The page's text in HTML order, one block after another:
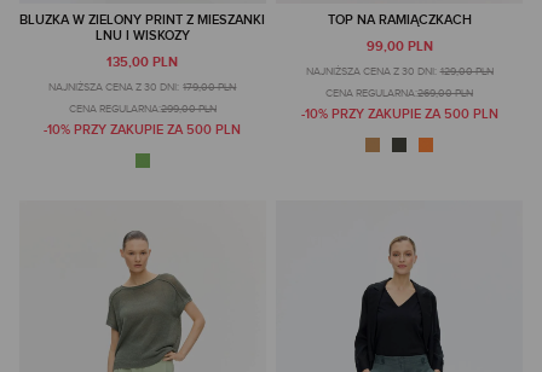
BLUZKA W ZIELONY PRINT Z MIESZANKI
LNU I WISKOZY
135,00 PLN
NAJNIŻSZA CENA Z 30 DNI: 179,00 PLN
CENA REGULARNA:299,00 PLN
-10% PRZY ZAKUPIE ZA 500 PLN
TOP NA RAMIĄCZKACH
99,00 PLN
NAJNIŻSZA CENA Z 30 DNI: 129,00 PLN
CENA REGULARNA:269,00 PLN
-10% PRZY ZAKUPIE ZA 500 PLN